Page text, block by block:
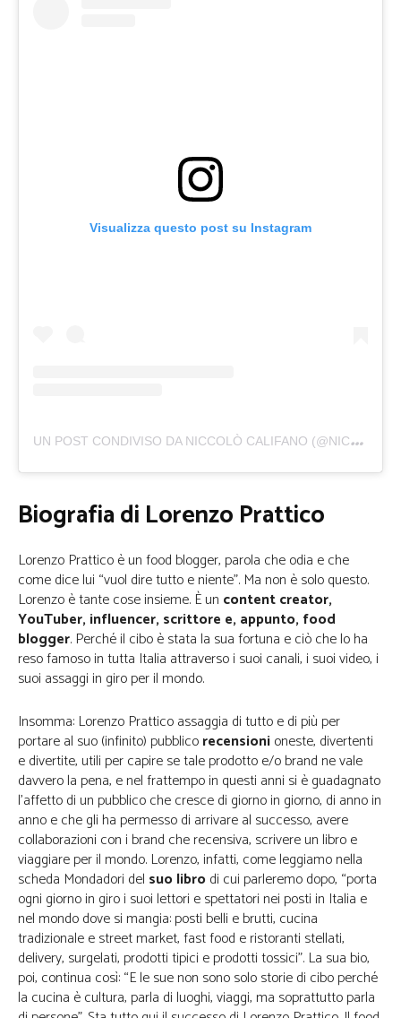
Visualizza questo post su Instagram
U
N POST CONDIVISO DA NICCOLÒ CALIFANO (@NICCOLO_MASTERCHEF13)
Biografia di Lorenzo Prattico
Lorenzo Prattico è un food blogger, parola che odia e che
come dice lui “vuol dire tutto e niente”. Ma non è solo questo.
Lorenzo è tante cose insieme. È un content creator,
YouTuber, influencer, scrittore e, appunto, food
blogger. Perché il cibo è stata la sua fortuna e ciò che lo ha
reso famoso in tutta Italia attraverso i suoi canali, i suoi video, i
suoi assaggi in giro per il mondo.
Insomma: Lorenzo Prattico assaggia di tutto e di più per
portare al suo (infinito) pubblicorecensionioneste, divertenti
e divertite, utili per capire se tale prodotto e/o brand ne vale
davvero la pena, e nel frattempo in questi anni si è guadagnato
l’affetto di un pubblico che cresce di giorno in giorno, di anno in
anno e che gli ha permesso di arrivare al successo, avere
collaborazioni con i brand che recensiva, scrivere un libro e
viaggiare per il mondo. Lorenzo, infatti, come leggiamo nella
scheda Mondadori del suo libro di cui parleremo dopo, “porta
ogni giorno in giro i suoi lettori e spettatori nei posti in Italia e
nel mondo dove si mangia: posti belli e brutti, cucina
tradizionale e street market, fast food e ristoranti stellati,
delivery, surgelati, prodotti tipici e prodotti tossici”. La sua bio,
poi, continua così: “E le sue non sono solo storie di cibo perché
la cucina è cultura, parla di luoghi, viaggi, ma soprattutto parla